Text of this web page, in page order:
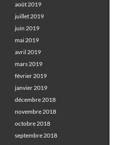
août 2019
juillet 2019
juin 2019
mai 2019
avril 2019
mars 2019
février 2019
janvier 2019
décembre 2018
novembre 2018
octobre 2018
septembre 2018